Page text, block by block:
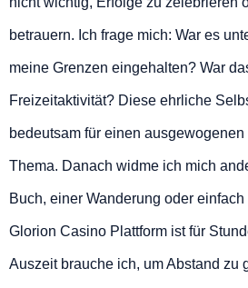
betrauern. Ich frage mich: War es
meine Grenzen eingehalten? War
Freizeitaktivität? Diese ehrliche
bedeutsam für einen
Thema. Danach widme ich mich
Buch, einer Wanderung oder
Glorion Casino Plattform ist für
Auszeit brauche ich, um Abstand zu